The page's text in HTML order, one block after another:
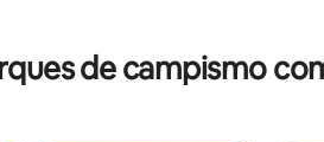
em 5 estrelas, 111avaliações
de campismo